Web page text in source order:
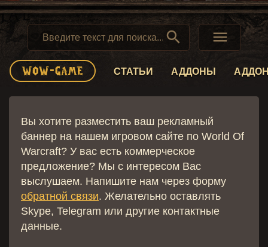
 
СТАТЬИ АДДОНЫ
Вы хотите разместить ваш рекламный
баннер на нашем игровом сайте по World Of
Warcraft? У вас есть коммерческое
предложение? Мы с интересом Вас
выслушаем. Напишите нам через форму
обратной связи. Желательно оставлять
Skype, Telegram или другие контактные
данные.